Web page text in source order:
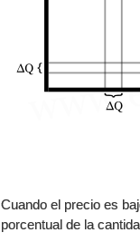
Cuando el precio es
porcentual de la